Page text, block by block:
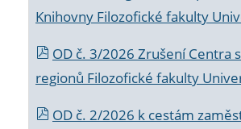
Knihovny Filozofické fakulty
OD č. 3/2026 Zrušení Centra
regionů Filozofické fakulty
OD č. 2/2026 k cestám